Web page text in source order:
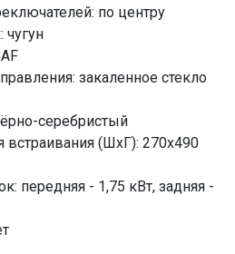
по центру
чугун
закаленное стекло
серебристый
(ШхГ): 270х490
передняя - 1,75 кВт, задняя -